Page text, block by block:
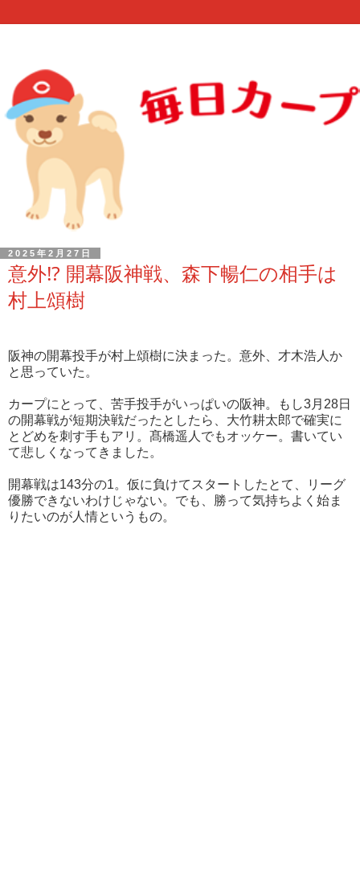
2025年2月27日
意外⁉︎ 開幕阪神戦、森下暢仁の相手は
村上頌樹
阪神の開幕投手が村上頌樹に決まった。意外、才木浩人か
と思っていた。
カープにとって、苦手投手がいっぱいの阪神。もし3月28日
の開幕戦が短期決戦だったとしたら、大竹耕太郎で確実に
とどめを刺す手もアリ。髙橋遥人でもオッケー。書いてい
て悲しくなってきました。
開幕戦は143分の1。仮に負けてスタートしたとて、リーグ
優勝できないわけじゃない。でも、勝って気持ちよく始ま
りたいのが人情というもの。